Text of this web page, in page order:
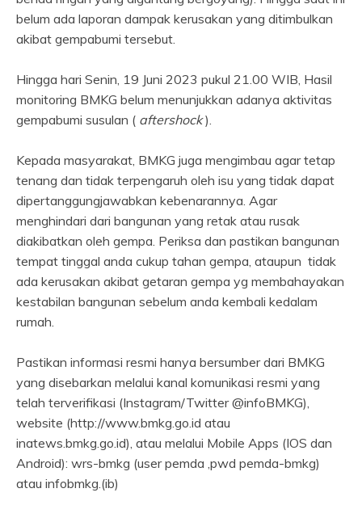
belum ada laporan dampak kerusakan yang ditimbulkan
akibat gempabumi tersebut.
Hingga hari Senin, 19 Juni 2023 pukul 21.00 WIB, Hasil
monitoring BMKG belum menunjukkan adanya aktivitas
gempabumi susulan ( aftershock).
Kepada masyarakat, BMKG juga mengimbau agar tetap
tenang dan tidak terpengaruh oleh isu yang tidak dapat
dipertanggungjawabkan kebenarannya. Agar
menghindari dari bangunan yang retak atau rusak
diakibatkan oleh gempa. Periksa dan pastikan bangunan
tempat tinggal anda cukup tahan gempa, ataupun tidak
ada kerusakan akibat getaran gempa yg membahayakan
kestabilan bangunan sebelum anda kembali kedalam
rumah.
Pastikan informasi resmi hanya bersumber dari BMKG
yang disebarkan melalui kanal komunikasi resmi yang
telah terverifikasi (Instagram/Twitter @infoBMKG),
website (http://www.bmkg.go.id atau
inatews.bmkg.go.id), atau melalui Mobile Apps (IOS dan
Android): wrs-bmkg (user pemda ,pwd pemda-bmkg)
atau infobmkg.(ib)